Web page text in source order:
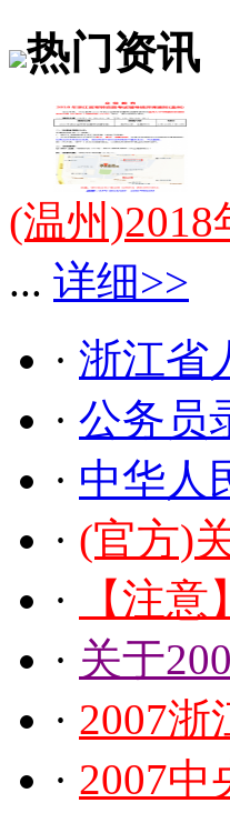
热门资讯
(温州
... 详细>>
· 浙江省
· 公务员
· 中华人
· (官方)
·
【注
· 关于
· 2007浙
· 2007